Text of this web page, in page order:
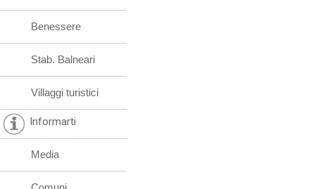
Benessere
Stab. Balneari
Villaggi turistici
Informarti
Media